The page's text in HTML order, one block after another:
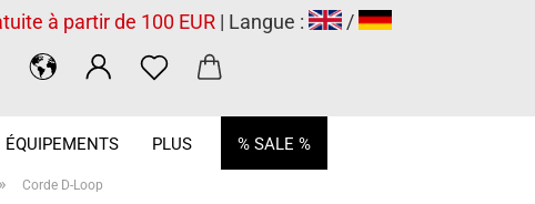
à partir de 100 EUR | Langue : /
ÉQUIPEMENTS % SALE %
PLUS
» Corde D-Loop